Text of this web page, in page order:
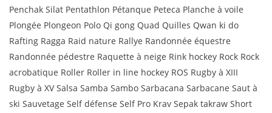
Penchak Silat Pentathlon Pétanque Peteca Planche à voile
Plongée Plongeon Polo Qi gong Quad Quilles Qwan ki do
Rafting Ragga Raid nature Rallye Randonnée équestre
Randonnée pédestre Raquette à neige Rink hockey Rock Rock
acrobatique Roller Roller in line hockey ROS Rugby à XIII
Rugby à XV Salsa Samba Sambo Sarbacana Sarbacane Saut à
ski Sauvetage Self défense Self Pro Krav Sepak takraw Short